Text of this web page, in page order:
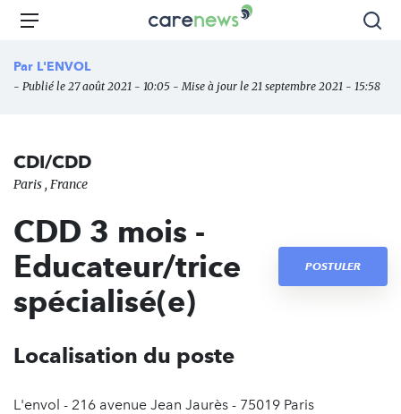
Aller
principal
Carenews,
des
Menu
Par L'ENVOL
- Publié le 27 août 2021 - 10:05 - Mise à jour le 21 septembre 2021 - 15:58
CDI/CDD
Paris , France
CDD 3 mois -
Educateur/trice
spécialisé(e)
POSTULER
Localisation du poste
L'envol - 216 avenue Jean Jaurès - 75019 Paris